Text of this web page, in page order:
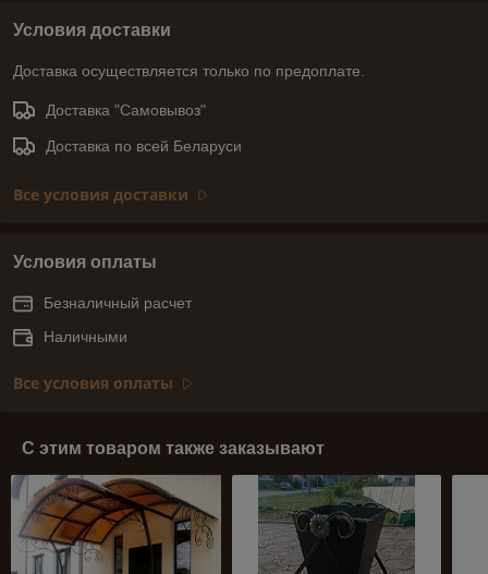
Условия доставки
Доставка осуществляется только по предоплате.
Доставка "Самовывоз"
Доставка по всей Беларуси
Все условия доставки
Условия оплаты
Безналичный расчет
Наличными
Все условия оплаты
С этим товаром также заказывают